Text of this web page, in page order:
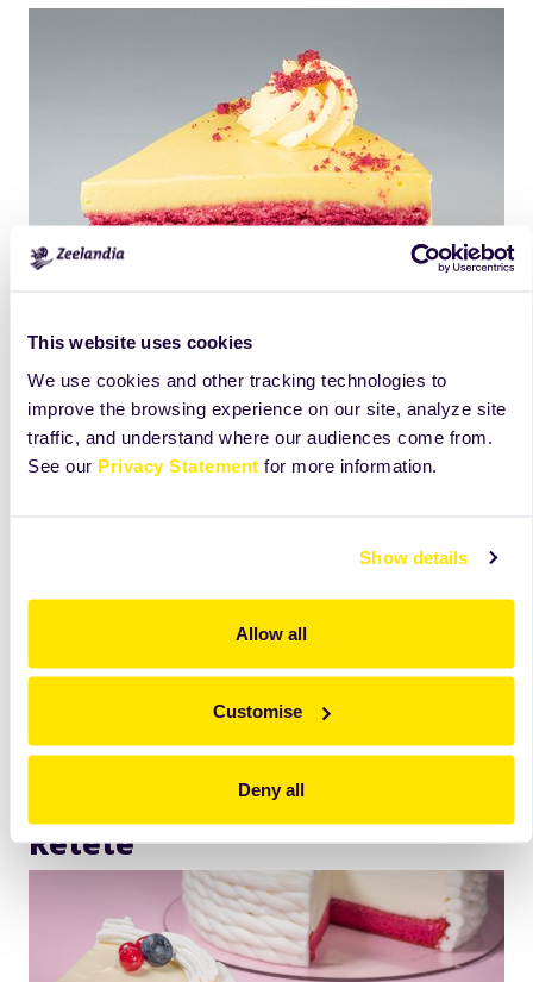
This website uses cookies
We use cookies and other tracking technologies to
improve the browsing experience on our site, analyze site
traffic, and understand where our audiences come from.
See our Privacy Statement for more information.
Show details
Allow all
Customise
Deny all
Lasa-ne datele de contact si un reprezentant de
Contacteaza-ne
Retete